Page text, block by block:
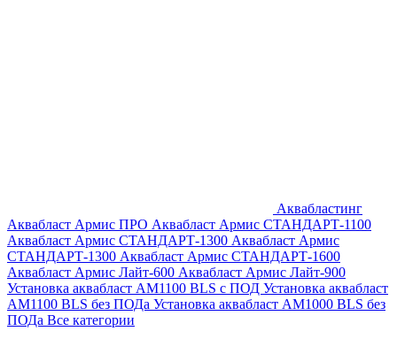
Аквабластинг
Аквабласт Армис ПРО Аквабласт Армис СТАНДАРТ-1100
Аквабласт Армис СТАНДАРТ-1300 Аквабласт Армис
СТАНДАРТ-1300 Аквабласт Армис СТАНДАРТ-1600
Аквабласт Армис Лайт-600 Аквабласт Армис Лайт-900
Установка аквабласт AM1100 BLS с ПОД Установка аквабласт
AM1100 BLS без ПОДа Установка аквабласт AM1000 BLS без
ПОДа Все категории